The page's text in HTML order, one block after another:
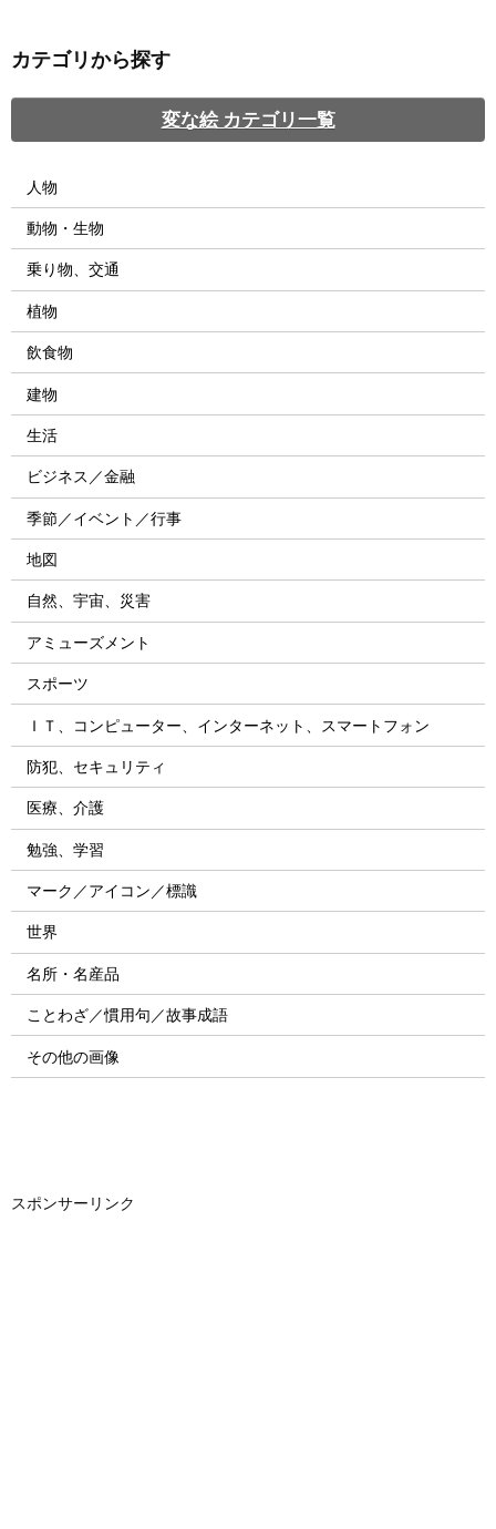
カテゴリから探す
変な絵 カテゴリ一覧
人物
動物・生物
乗り物、交通
植物
飲食物
建物
生活
ビジネス／金融
季節／イベント／行事
地図
自然、宇宙、災害
アミューズメント
スポーツ
ＩＴ、コンピューター、インターネット、スマートフォン
防犯、セキュリティ
医療、介護
勉強、学習
マーク／アイコン／標識
世界
名所・名産品
ことわざ／慣用句／故事成語
その他の画像
スポンサーリンク